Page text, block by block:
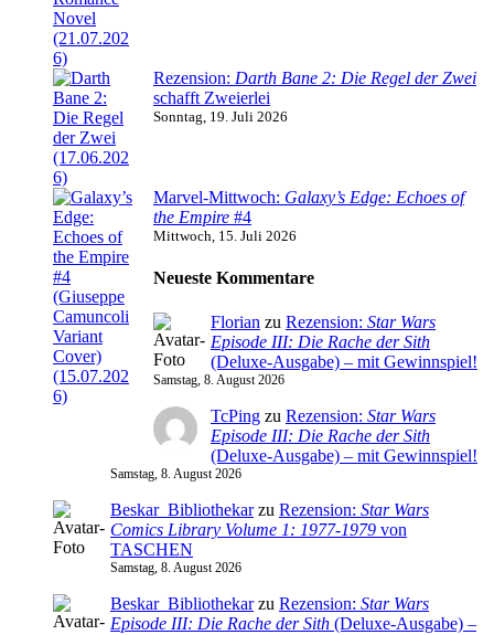
Rezension: Darth Bane 2: Die Regel der Zwei
schafft Zweierlei
Sonntag, 19. Juli 2026
Marvel-Mittwoch: Galaxy’s Edge: Echoes of
the Empire #4
Mittwoch, 15. Juli 2026
Neueste Kommentare
Florian zu Rezension: Star Wars
Episode III: Die Rache der Sith
(Deluxe-Ausgabe) – mit Gewinnspiel!
Samstag, 8. August 2026
TcPing zu Rezension: Star Wars
Episode III: Die Rache der Sith
(Deluxe-Ausgabe) – mit Gewinnspiel!
Samstag, 8. August 2026
Beskar_Bibliothekarzu Rezension: Star Wars
Comics Library Volume 1: 1977-1979 von
TASCHEN
Samstag, 8. August 2026
Beskar_Bibliothekarzu Rezension: Star Wars
Episode III: Die Rache der Sith (Deluxe-Ausgabe) –